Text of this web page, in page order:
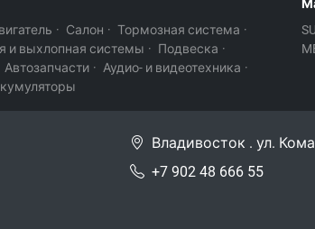
· Салон · Тормозная система ·
и выхлопная системы · Подвеска ·
Автозапчасти · Аудио- и видеотехника ·
Владивосток . ул.
+7 902 48 666 55